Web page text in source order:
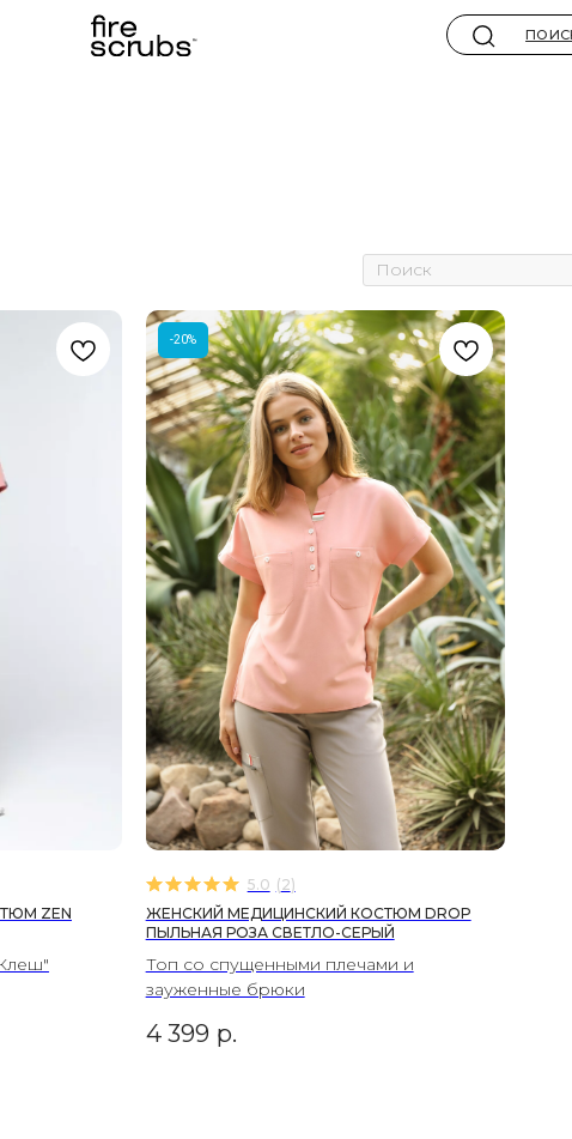
ПОИСК ПО САЙТУ
ZEN
-20%
5.0 (2)
ЖЕНСКИЙ МЕДИЦИНСКИЙ КОСТЮМ DROP
ПЫЛЬНАЯ РОЗА СВЕТЛО-СЕРЫЙ
Топ со спущенными плечами и
зауженные брюки
4 399 р.